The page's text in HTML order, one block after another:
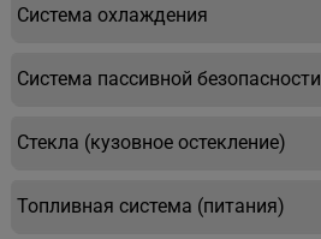
Система охлаждения
Система пассивной безопасности
Стекла (кузовное остекление)
Топливная система (питания)